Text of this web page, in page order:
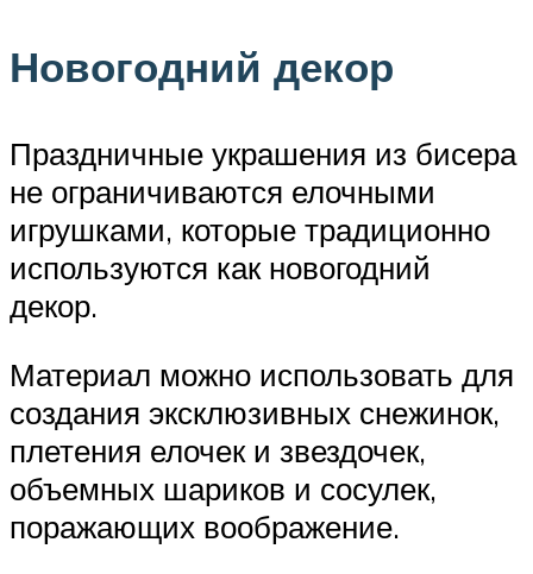
Новогодний декор
Праздничные украшения из бисера
не ограничиваются елочными
игрушками, которые традиционно
используются как новогодний
декор.
Материал можно использовать для
создания эксклюзивных снежинок,
плетения елочек и звездочек,
объемных шариков и сосулек,
поражающих воображение.